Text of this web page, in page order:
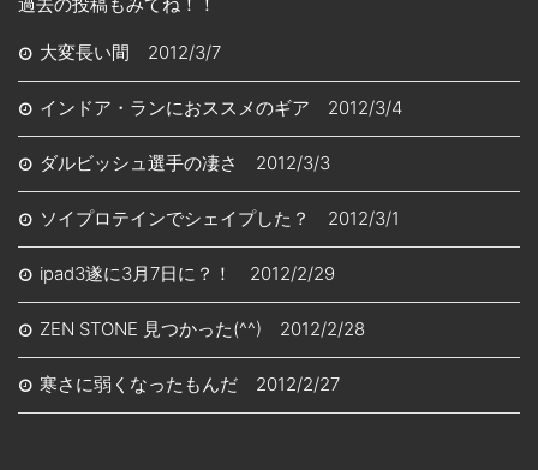
大変長い間 2012/3/7
インドア・ランにおススメのギア 2012/3/4
ダルビッシュ選手の凄さ 2012/3/3
ソイプロテインでシェイプした？ 2012/3/1
ipad3遂に3月7日に？！ 2012/2/29
ZEN STONE 見つかった(^^) 2012/2/28
寒さに弱くなったもんだ 2012/2/27